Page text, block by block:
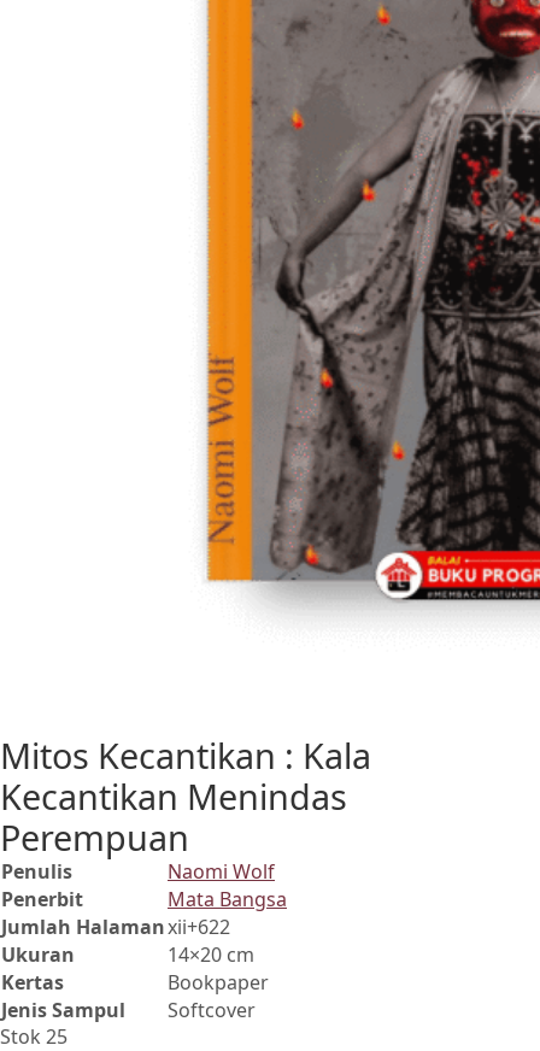
Mitos Kecantikan : Kala
Kecantikan Menindas
Perempuan
Penulis
Naomi Wolf
Penerbit
Mata Bangsa
Jumlah Halamanxii+622
Ukuran
14×20 cm
Kertas
Bookpaper
Jenis Sampul
Softcover
Stok 25